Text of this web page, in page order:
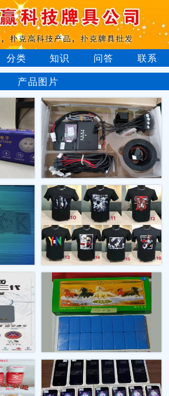
分类 知识 问答
联系
产品图片